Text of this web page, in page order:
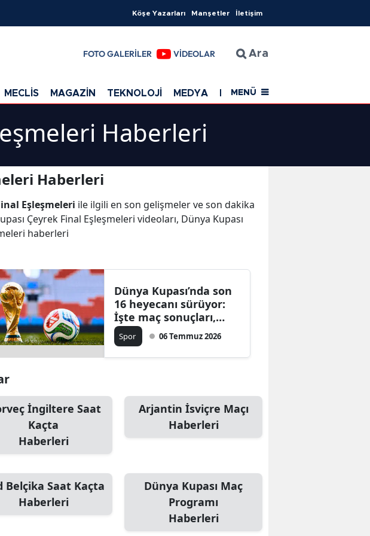
Köşe Yazarları Manşetler İletişim
FOTO GALERİLER VİDEOLAR Ara
MECLİS MAGAZİN TEKNOLOJİ MEDYA EĞİTİM SAĞLIK
MENÜ
Haberleri
Haberleri
Eşleşmeleri ile ilgili en son gelişmeler ve son dakika
Çeyrek Final Eşleşmeleri videoları, Dünya Kupası
haberleri
Dünya Kupası’nda son
16 heyecanı sürüyor:
İşte maç sonuçları,
çeyrek final
eşleşmeleri ve günün
programı
Spor 06 Temmuz 2026
İngiltere Saat
Kaçta
Haberleri
Arjantin İsviçre Maçı
Haberleri
Belçika Saat Kaçta
Haberleri
Dünya Kupası Maç
Programı
Haberleri